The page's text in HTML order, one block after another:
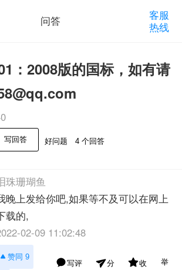
问答
客服
热线
：2008版的国标，如有请
写回答 好问题 4 个回答
珠珊瑚鱼
晚上发给你吧,如果等不及可以在网上
载的,
02-09 11:02:48
赞同 9
写评
分
收
举